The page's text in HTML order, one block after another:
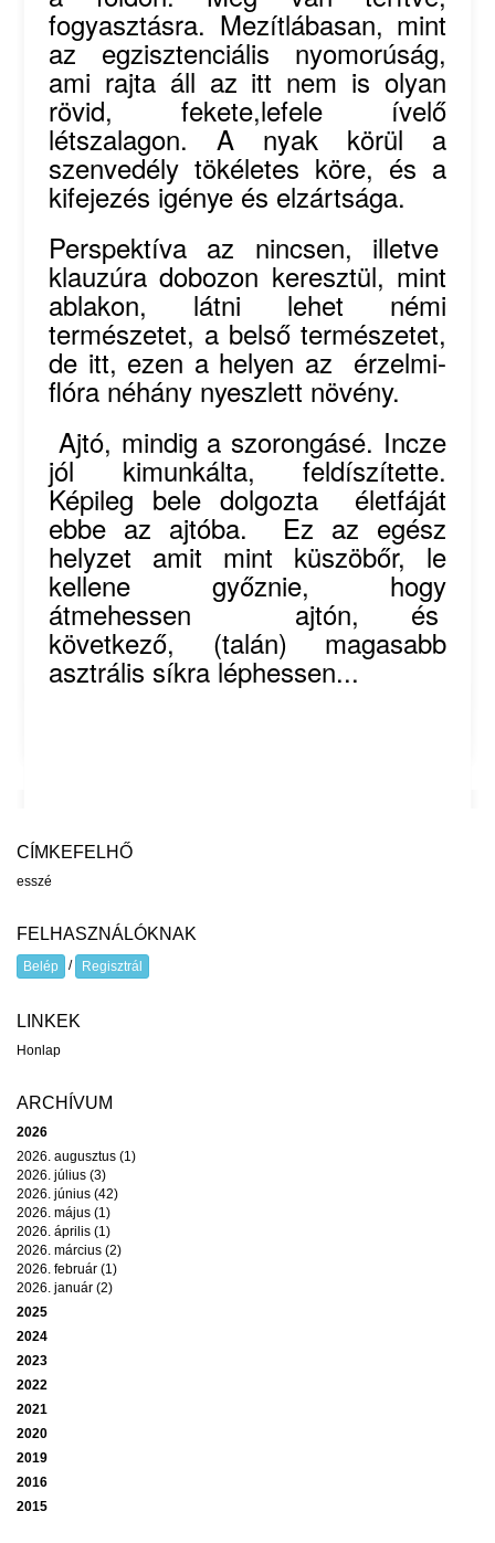
fogyasztásra. Mezítlábasan, mint
az egzisztenciális nyomorúság,
ami rajta áll az itt nem is olyan
rövid, fekete,lefele ívelő
létszalagon. A nyak körül a
szenvedély tökéletes köre, és a
kifejezés igénye és elzártsága.
Perspektíva az nincsen, illetve
klauzúra dobozon keresztül, mint
ablakon, látni lehet némi
természetet, a belső természetet,
de itt, ezen a helyen az érzelmi-
flóra néhány nyeszlett növény.
Ajtó, mindig a szorongásé. Incze
jól kimunkálta, feldíszítette.
Képileg bele dolgozta életfáját
ebbe az ajtóba. Ez az egész
helyzet amit mint küszöbőr, le
kellene győznie, hogy
átmehessen ajtón, és
következő, (talán) magasabb
asztrális síkra léphessen...
CÍMKEFELHŐ
esszé
FELHASZNÁLÓKNAK
Belép / Regisztrál
LINKEK
Honlap
ARCHÍVUM
2026
2026. augusztus (1)
2026. július (3)
2026. június (42)
2026. május (1)
2026. április (1)
2026. március (2)
2026. február (1)
2026. január (2)
2025
2024
2023
2022
2021
2020
2019
2016
2015